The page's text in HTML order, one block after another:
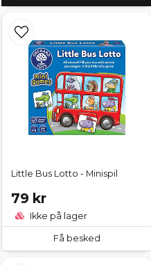
Little Bus Lotto - Minispil
79 kr
Ikke på lager
Få besked